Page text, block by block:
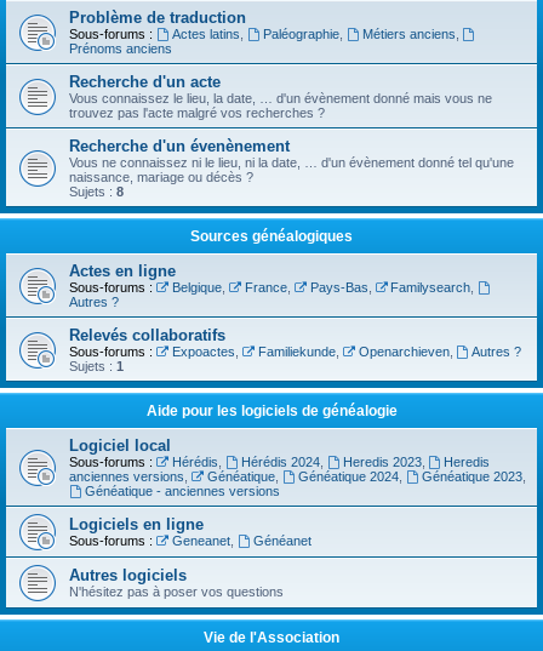
Problème de traduction
Sous-forums : Actes latins Paléographie, Métiers anciens
Prénoms anciens
Recherche d'un acte
Vous connaissez le lieu, la date, … d'un évènement donné mais vous ne
trouvez pas l'acte malgré vos recherches ?
Recherche d'un évenènement
Vous ne connaissez ni le lieu, ni la date, … d'un évènement donné tel qu'une
naissance, mariage ou décès ?
Sujets : 8
Sources généalogiques
Actes en ligne
Sous-forums : Belgique, France, Pays-Bas Familysearch
Autres ?
Relevés collaboratifs
Sous-forums : Expoactes Familiekunde, Openarchieven,
Autres ?
Sujets : 1
Aide pour les logiciels de généalogie
Logiciel local
Sous-forums : Hérédis Hérédis 2024, Heredis 2023,
Heredis
anciennes versions
Généatique, Généatique 2024, Généatique 2023,
Généatique - anciennes versions
Logiciels en ligne
Sous-forums : Geneanet, Généanet
Autres logiciels
N'hésitez pas à poser vos questions
Vie de l'Association